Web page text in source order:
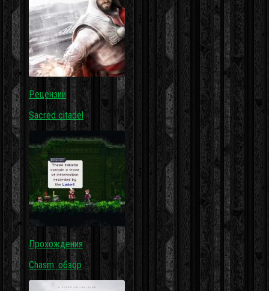
Рецензии
Sacred citadel
Прохождения
Chasm: обзор